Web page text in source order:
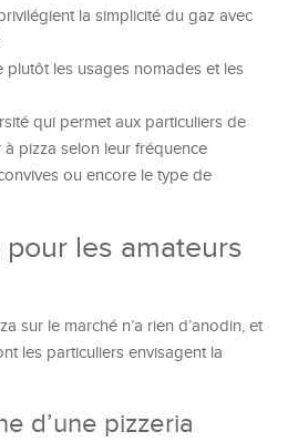
la simplicité du gaz avec
plutôt les usages nomades et les
qui permet aux particuliers de
pizza selon leur fréquence
ou encore le type de
les amateurs
sur le marché n’a rien d’anodin, et
les particuliers envisagent la
d’une pizzeria